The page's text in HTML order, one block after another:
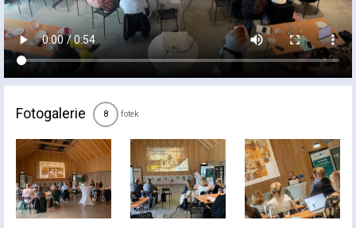
Fotogalerie 8 fotek